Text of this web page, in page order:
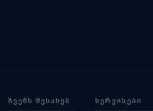
ᲩᲕᲔᲜᲡ ᲨᲔᲡᲐᲮᲔᲑ ᲡᲔᲠᲕᲘᲡᲔᲑᲘ